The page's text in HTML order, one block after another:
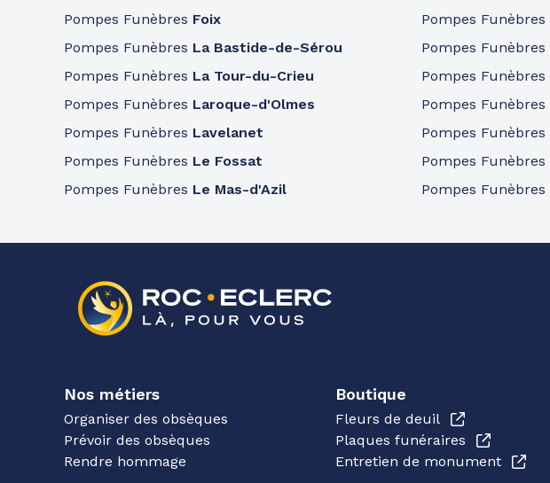
Pompes Funèbres Foix
Pompes Funèbres La Bastide-de-Sérou
Pompes Funèbres La Tour-du-Crieu
Pompes Funèbres Laroque-d'Olmes
Pompes Funèbres Lavelanet
Pompes Funèbres Le Fossat
Pompes Funèbres Le Mas-d'Azil
Pompes Funèbres
Pompes Funèbres
Pompes Funèbres
Pompes Funèbres
Pompes Funèbres
Pompes Funèbres
Pompes Funèbres
Nos métiers
Organiser des obsèques
Prévoir des obsèques
Rendre hommage
Boutique
Fleurs de deuil
Plaques funéraires
Entretien de monument